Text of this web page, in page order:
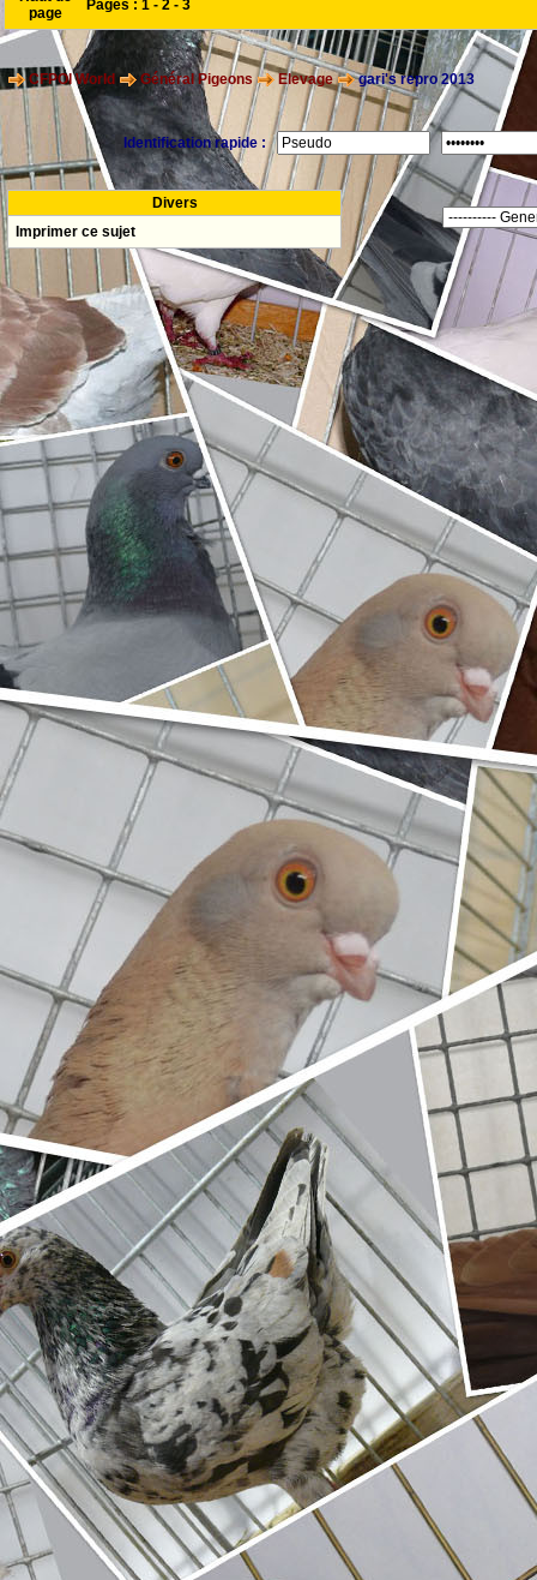
page
Pages : 1 - 2 - 3
CFPOI World Général Pigeons Elevage gari's repro 2013
Identification rapide :
Divers
Imprimer ce sujet